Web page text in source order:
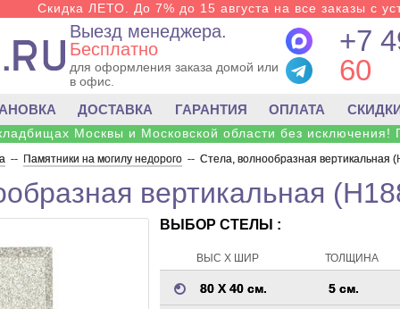
Скидка ЛЕТО. До 7% до 15 августа на все заказы с
Выезд менеджера.
Бесплатно
для оформления заказа домой или
в офис.
+7
60
ДОСТАВКА ГАРАНТИЯ ОПЛАТА
Москвы и Московской области без исключения!
-- Памятники на могилу недорого -- Стела, волнообразная вертикальная
вертикальная
ВЫБОР СТЕЛЫ :
ВЫС Х ШИР ТОЛЩИНА
80 Х 40 см. 5 см.